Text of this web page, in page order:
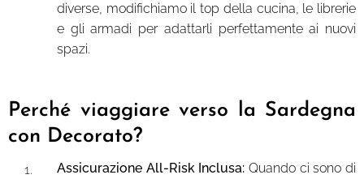
diverse, modifichiamo il top della cucina, le librerie
e gli armadi per adattarli perfettamente ai nuovi
spazi.
Perché viaggiare verso la Sardegna
con Decorato?
Assicurazione All-Risk Inclusa: Quando ci sono di